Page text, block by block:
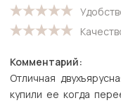
Комментарий:
Отличная
купили ее когда